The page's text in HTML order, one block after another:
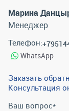
Марина
Менеджер
Телефон:
WhatsApp
Заказать
Консультация
Ваш вопрос*